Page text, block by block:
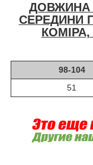
ДОВЖИНА
СЕРЕДИНИ
98-104
51